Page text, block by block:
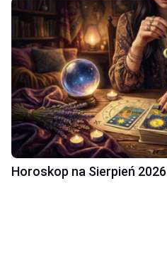
Horoskop na Sierpień 2026